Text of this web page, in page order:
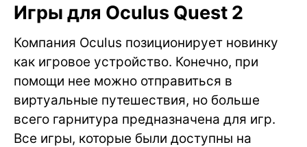
Игры для Oculus Quest 2
Компания Oculus позиционирует новинку
как игровое устройство. Конечно, при
помощи нее можно отправиться в
виртуальные путешествия, но больше
всего гарнитура предназначена для игр.
Все игры, которые были доступны на